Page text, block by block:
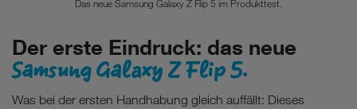
Das neue Samsung Galaxy Z Flip 5 im Produkttest.
Der erste Eindruck: das neue
Samsung Galaxy Z Flip 5.
Was bei der ersten Handhabung gleich auffällt: Dieses